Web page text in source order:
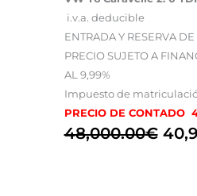
i.v.a. deducible
ENTRADA Y RESERVA
PRECIO SUJETO A
AL 9,99%
Impuesto de
PRECIO DE CONTADO
48,000.00€